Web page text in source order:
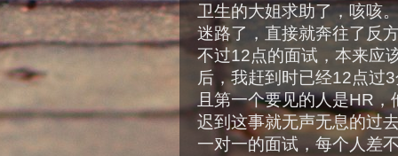
卫生的大姐求助了，咳咳
迷路了，直接就奔往了反
不过12点的面试，本来应
后，我赶到时已经12点过
且第一个要见的人是HR
迟到这事就无声无息的过
一对一的面试，每个人差